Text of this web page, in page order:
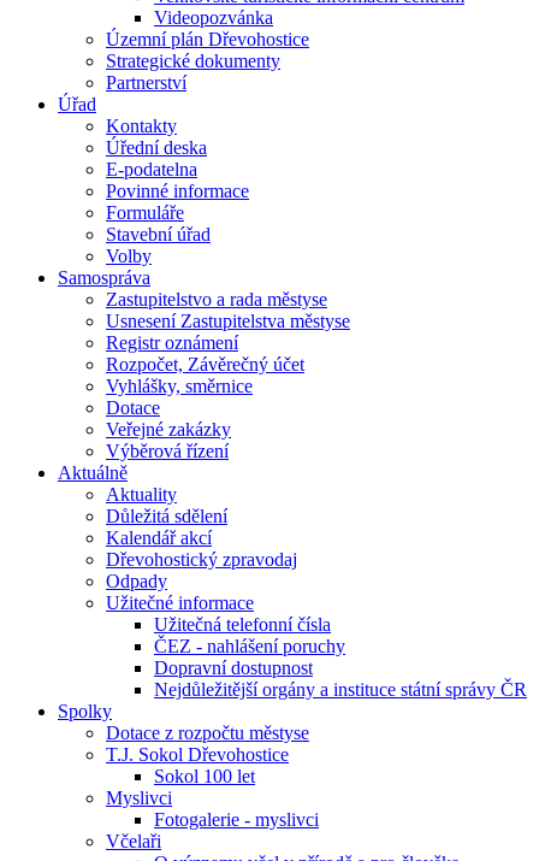
Videopozvánka
Územní plán Dřevohostice
Strategické dokumenty
Partnerství
Úřad
Kontakty
Úřední deska
E-podatelna
Povinné informace
Formuláře
Stavební úřad
Volby
Samospráva
Zastupitelstvo a rada městyse
Usnesení Zastupitelstva městyse
Registr oznámení
Rozpočet, Závěrečný účet
Vyhlášky, směrnice
Dotace
Veřejné zakázky
Výběrová řízení
Aktuálně
Aktuality
Důležitá sdělení
Kalendář akcí
Dřevohostický zpravodaj
Odpady
Užitečné informace
Užitečná telefonní čísla
ČEZ - nahlášení poruchy
Dopravní dostupnost
Nejdůležitější orgány a instituce státní správy ČR
Spolky
Dotace z rozpočtu městyse
T.J. Sokol Dřevohostice
Sokol 100 let
Myslivci
Fotogalerie - myslivci
Včelaři